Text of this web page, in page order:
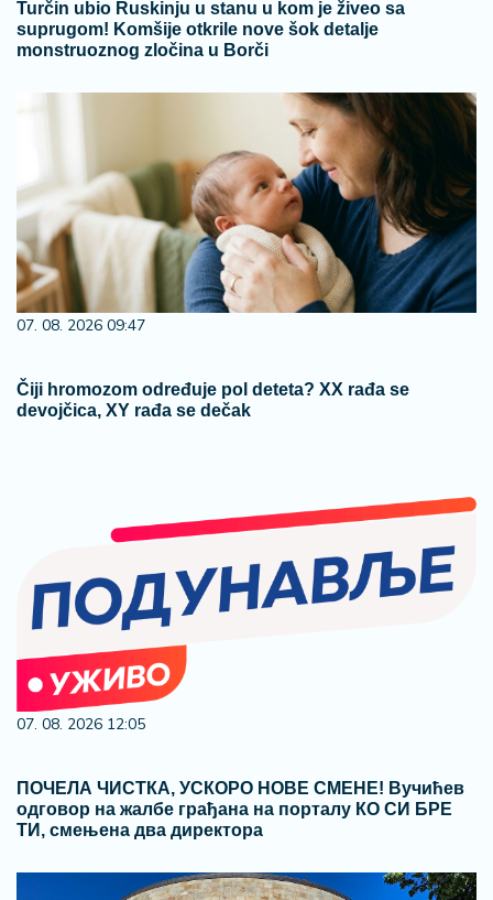
Turčin ubio Ruskinju u stanu u kom je živeo sa
suprugom! Komšije otkrile nove šok detalje
monstruoznog zločina u Borči
07. 08. 2026 09:47
Čiji hromozom određuje pol deteta? XX rađa se
devojčica, XY rađa se dečak
07. 08. 2026 12:05
ПОЧЕЛА ЧИСТКА, УСКОРО НОВЕ СМЕНЕ! Вучићев
одговор на жалбе грађана на порталу КО СИ БРЕ
ТИ, смењена два директора